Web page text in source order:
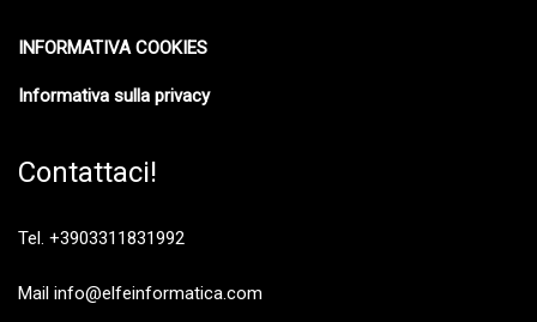
INFORMATIVA COOKIES
Informativa sulla privacy
Contattaci!
Tel. +3903311831992
Mail info@elfeinformatica.com